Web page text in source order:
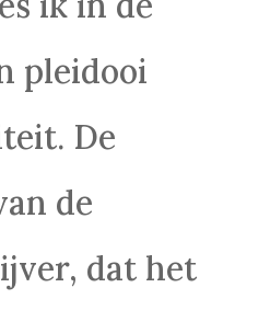
pleidooi
De
de
dat het